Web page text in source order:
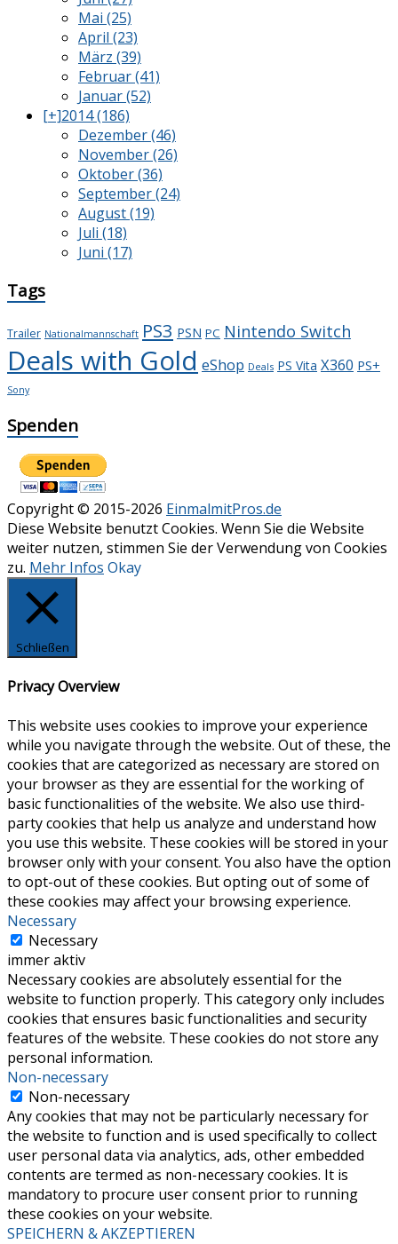
Mai (25)
April (23)
März (39)
Februar (41)
Januar (52)
[+]2014 (186)
Dezember (46)
November (26)
Oktober (36)
September (24)
August (19)
Juli (18)
Juni (17)
Tags
Trailer Nationalmannschaft PS3 PSN PC Nintendo Switch
Deals with Gold eShop Deals PS Vita X360 PS+
Sony
Spenden
Copyright © 2015-2026 EinmalmitPros.de
Diese Website benutzt Cookies. Wenn Sie die Website
weiter nutzen, stimmen Sie der Verwendung von Cookies
zu. Mehr Infos Okay
Schließen
Privacy Overview
This website uses cookies to improve your experience
while you navigate through the website. Out of these, the
cookies that are categorized as necessary are stored on
your browser as they are essential for the working of
basic functionalities of the website. We also use third-
party cookies that help us analyze and understand how
you use this website. These cookies will be stored in your
browser only with your consent. You also have the option
to opt-out of these cookies. But opting out of some of
these cookies may affect your browsing experience.
Necessary
Necessary
immer aktiv
Necessary cookies are absolutely essential for the
website to function properly. This category only includes
cookies that ensures basic functionalities and security
features of the website. These cookies do not store any
personal information.
Non-necessary
Non-necessary
Any cookies that may not be particularly necessary for
the website to function and is used specifically to collect
user personal data via analytics, ads, other embedded
contents are termed as non-necessary cookies. It is
mandatory to procure user consent prior to running
these cookies on your website.
SPEICHERN & AKZEPTIEREN